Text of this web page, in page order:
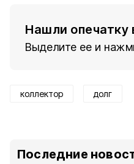
Нашли опечатку
Выделите ее и
коллектор долг
Последние